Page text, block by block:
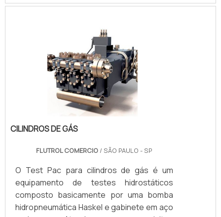
com a norma ISO 5208, de modo a
qualidade do produto.DETALHES
ADICIONAIS SOBRE O PRODUTODito isso é
válido destacar, pelo menos, três modelos
de válvulas instrumentação oferecidos
pelo mercado..
CILINDROS DE GÁS
FLUTROL COMERCIO / SÃO PAULO - SP
O Test Pac para cilindros de gás é um
equipamento de testes hidrostáticos
composto basicamente por uma bomba
hidropneumática Haskel e gabinete em aço